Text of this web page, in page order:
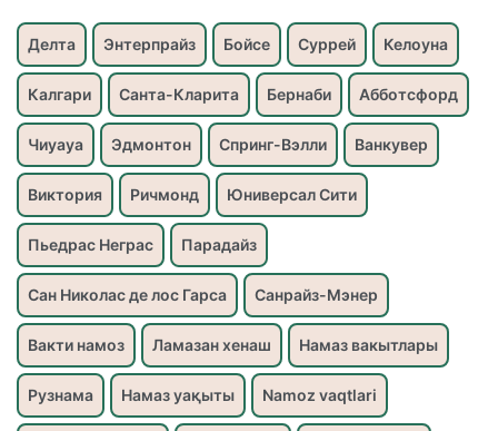
Делта Энтерпрайз Бойсе Суррей Келоуна
Калгари Санта-Кларита Бернаби Абботсфорд
Чиуауа Эдмонтон Спринг-Вэлли Ванкувер
Виктория Ричмонд Юниверсал Сити
Пьедрас Неграс Парадайз
Сан Николас де лос Гарса Санрайз-Мэнер
Вакти намоз Ламазан хенаш Намаз вакытлары
Рузнама Намаз уақыты Namoz vaqtlari